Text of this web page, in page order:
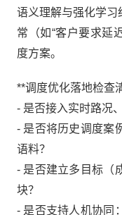
语义理解与强化学习
常（如“客户要求延
度方案。
**调度优化落地检查
- 是否接入实时路况
- 是否将历史调度案
语料？
- 是否建立多目标（
块？
- 是否支持人机协同